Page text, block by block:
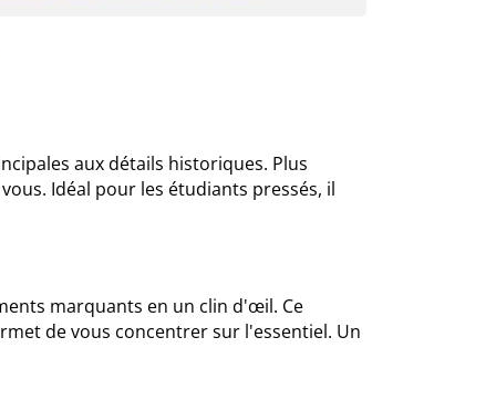
aux détails historiques. Plus
Idéal pour les étudiants pressés, il
marquants en un clin d'œil. Ce
de vous concentrer sur l'essentiel. Un